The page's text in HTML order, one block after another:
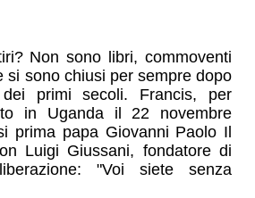
Non sono libri, commoventi
si sono chiusi per sempre dopo
primi secoli. Francis, per
in Uganda il 22 novembre
prima papa Giovanni Paolo Il
Luigi Giussani, fondatore di
"Voi siete senza